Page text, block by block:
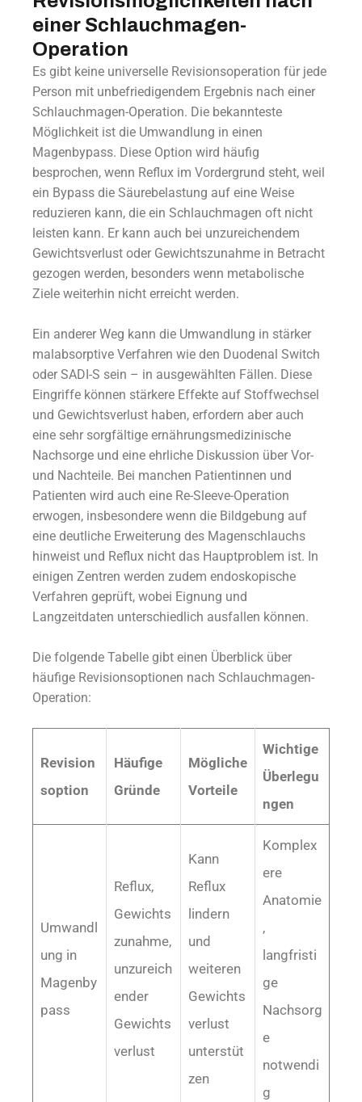
einer Schlauchmagen-
Operation
Es gibt keine universelle Revisionsoperation für jede
Person mit unbefriedigendem Ergebnis nach einer
Schlauchmagen-Operation. Die bekannteste
Möglichkeit ist die Umwandlung in einen
Magenbypass. Diese Option wird häufig
besprochen, wenn Reflux im Vordergrund steht, weil
ein Bypass die Säurebelastung auf eine Weise
reduzieren kann, die ein Schlauchmagen oft nicht
leisten kann. Er kann auch bei unzureichendem
Gewichtsverlust oder Gewichtszunahme in Betracht
gezogen werden, besonders wenn metabolische
Ziele weiterhin nicht erreicht werden.
Ein anderer Weg kann die Umwandlung in stärker
malabsorptive Verfahren wie den Duodenal Switch
oder SADI-S sein – in ausgewählten Fällen. Diese
Eingriffe können stärkere Effekte auf Stoffwechsel
und Gewichtsverlust haben, erfordern aber auch
eine sehr sorgfältige ernährungsmedizinische
Nachsorge und eine ehrliche Diskussion über Vor-
und Nachteile. Bei manchen Patientinnen und
Patienten wird auch eine Re-Sleeve-Operation
erwogen, insbesondere wenn die Bildgebung auf
eine deutliche Erweiterung des Magenschlauchs
hinweist und Reflux nicht das Hauptproblem ist. In
einigen Zentren werden zudem endoskopische
Verfahren geprüft, wobei Eignung und
Langzeitdaten unterschiedlich ausfallen können.
Die folgende Tabelle gibt einen Überblick über
häufige Revisionsoptionen nach Schlauchmagen-
Operation:
Revision
soption
Häufige
Gründe
Mögliche
Vorteile
Wichtige
Überlegu
ngen
Umwandl
ung in
Magenby
pass
Reflux,
Gewichts
zunahme,
unzureich
ender
Gewichts
verlust
Kann
Reflux
lindern
und
weiteren
Gewichts
verlust
unterstüt
zen
Komplex
ere
Anatomie
,
langfristi
ge
Nachsorg
e
notwendi
g